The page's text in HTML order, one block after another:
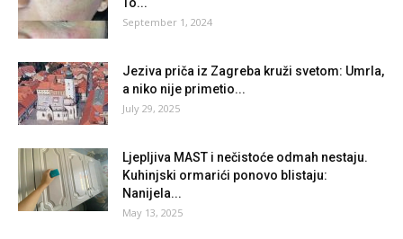
September 1, 2024
Jeziva priča iz Zagreba kruži svetom: Umrla,
a niko nije primetio...
July 29, 2025
Ljepljiva MAST i nečistoće odmah nestaju.
Kuhinjski ormarići ponovo blistaju:
Nanijela...
May 13, 2025